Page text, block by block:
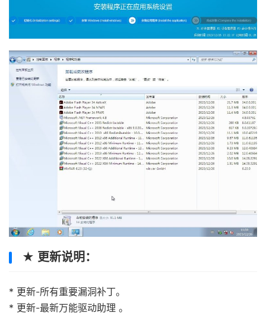
★ 更新说明：
* 更新-所有重要漏洞补丁。
* 更新-最新万能驱动助理 。